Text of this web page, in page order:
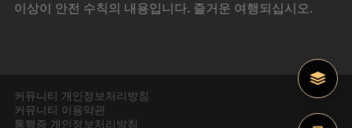
이상이 안전 수칙의 내용입니다. 즐거운 여행되십시오.
커뮤니티 개인정보처리방침
커뮤니티 이용약관
통행증 개인정보처리방침